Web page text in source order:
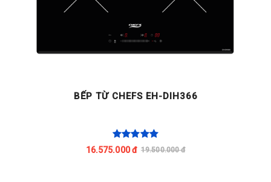
BẾP TỪ CHEFS EH-DIH366
16.575.000 đ 19.500.000 đ